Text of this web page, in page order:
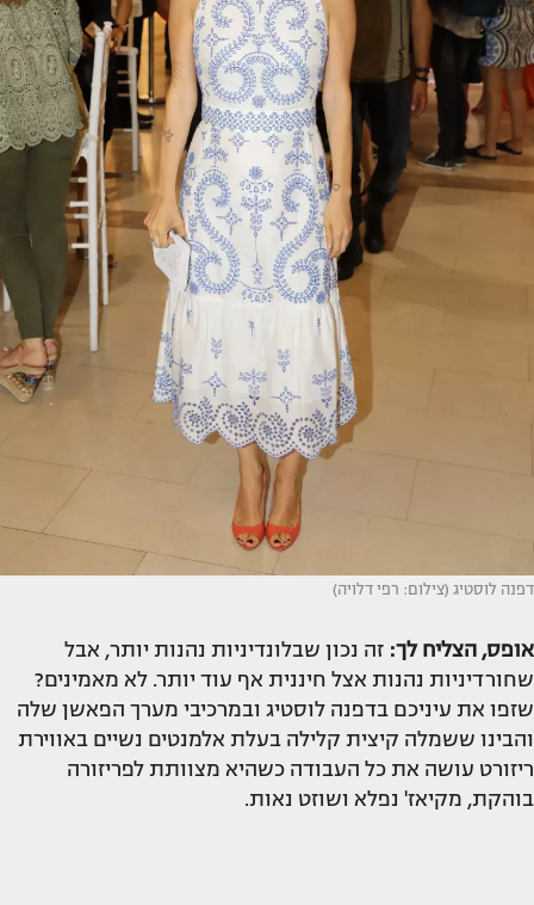
דפנה לוסטיג (צילום: רפי דלויה)
אופס, הצליח לך: זה נכון שבלונדיניות נהנות יותר, אבל
שחורדיניות נהנות אצל חיננית אף עוד יותר. לא מאמינים?
שזפו את עיניכם בדפנה לוסטיג ובמרכיבי מערך הפאשן שלה
והבינו ששמלה קיצית קלילה בעלת אלמנטים נשיים באווירת
ריזורט עושה את כל העבודה כשהיא מצוותת לפריזורה
בוהקת, מקיאז' נפלא ושוזט נאות.